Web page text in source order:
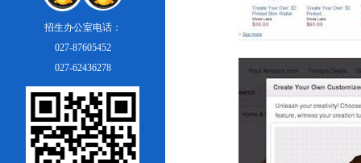
招生办公室电话：
027-87605452
027-62436278